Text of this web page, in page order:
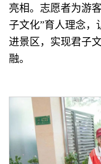
亮相。志愿者为游
子文化”育人理念，
进景区，实现君子
融。